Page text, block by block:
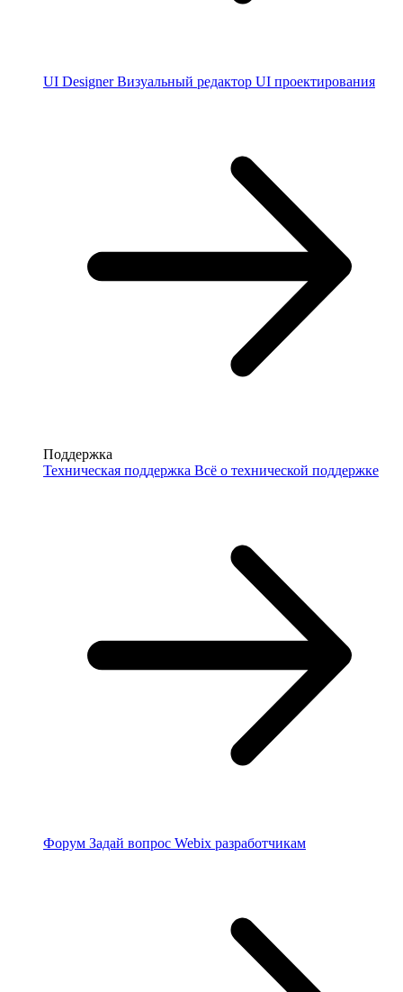
UI Designer Визуальный редактор UI проектирования
Поддержка
Техническая поддержка Всё о технической поддержке
Форум Задай вопрос Webix разработчикам